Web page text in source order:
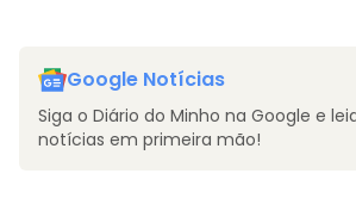
Google Notícias
Siga o Diário do Minho na Google e
notícias em primeira mão!